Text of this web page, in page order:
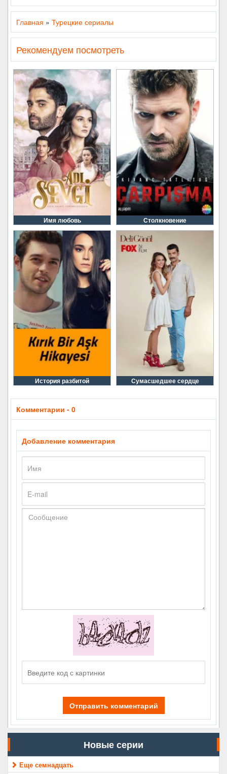
Главная » Турецкие сериалы
Рекомендуем посмотреть
Имя любовь Столкновение
История разбитой Сумасшедшее сердце
Комментарии - 0
Добавление комментария
Отправить комментарий
Новые серии
Еще семнадцать